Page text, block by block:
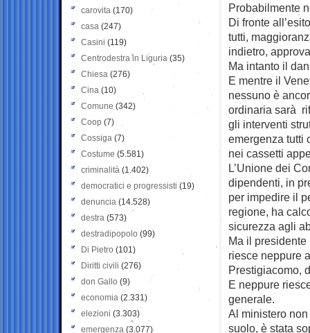
Probabilmente
Di fronte
tutti,
indietro,
Ma intanto il
E mentre il
nessuno è
ordinaria sarà
gli interventi
emergenza tutti
nei cassetti
L’Unione dei
dipendenti, in
per impedire il
regione, ha
sicurezza agli
Ma il
riesce neppure
Prestigiacomo,
E neppure
generale.
Al ministero
suolo, è stata
carovita (170)
casa (247)
Casini (119)
Centrodestra in Liguria (35)
Chiesa (276)
Cina (10)
Comune (342)
Coop (7)
Cossiga (7)
Costume (5.581)
criminalità (1.402)
democratici e progressisti (19)
denuncia (14.528)
destra (573)
destradipopolo (99)
Di Pietro (101)
Diritti civili (276)
don Gallo (9)
economia (2.331)
elezioni (3.303)
emergenza (3.077)